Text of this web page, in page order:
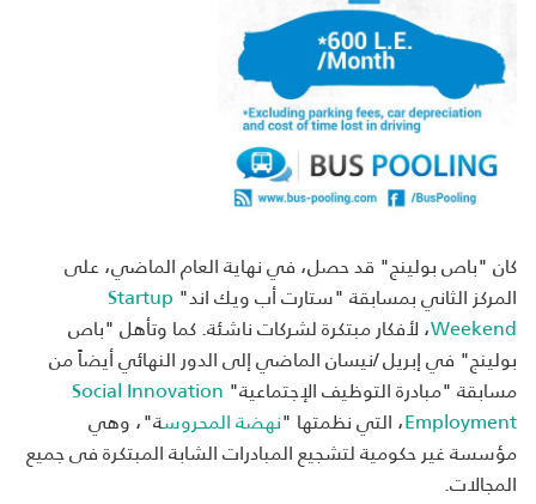
كان "باص بولينج" قد حصل، في نهاية العام الماضي، على
المركز الثاني بمسابقة "ستارت أب ويك اند" Startup
Weekend، لأفكار مبتكرة لشركات ناشئة. كما وتأهل "باص
بولينج" في إبريل /نيسان الماضي إلى الدور النهائي أيضاً من
مسابقة "مبادرة التوظيف الإجتماعية" Social Innovation
Employment، التي نظمتها "نهضة المحروسة"، وهي
مؤسسة غير حكومية لتشجيع المبادرات الشابة المبتكرة فى جميع
المجالات.